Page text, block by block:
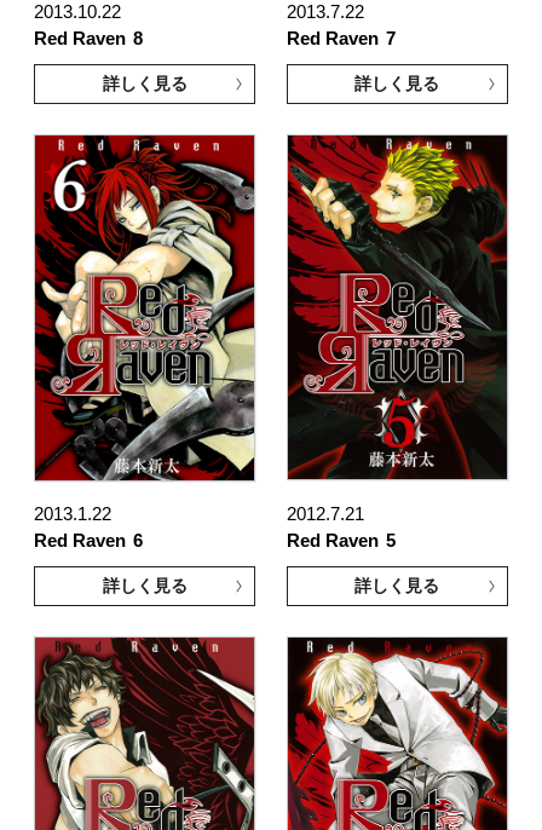
2013.10.22
Red Raven 8
詳しく見る
2013.7.22
Red Raven 7
詳しく見る
2013.1.22
Red Raven 6
詳しく見る
2012.7.21
Red Raven 5
詳しく見る